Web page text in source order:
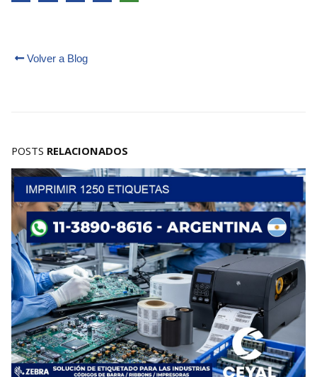
Volver a Blog
POSTS RELACIONADOS